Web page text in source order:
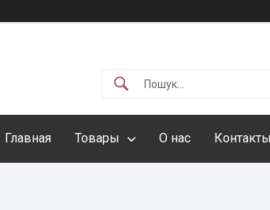
Главная Товары О нас Контакты